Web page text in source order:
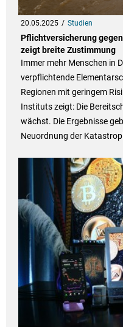
20.05.2025 Studien
Pflichtversicherung
zeigt breite Zustimmung
Immer mehr Menschen in
verpflichtende
Regionen mit geringem
Instituts zeigt: Die
wächst. Die Ergebnisse
Neuordnung der